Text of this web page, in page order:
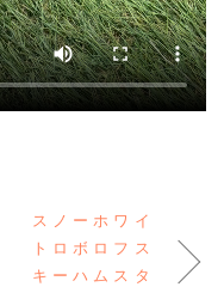
スノーホワイ
トロボロフス
キーハムスタ